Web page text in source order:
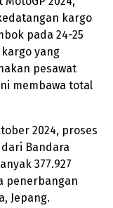
kargo
pada 24-25
yang
pesawat
membawa total
2024, proses
Bandara
377.927
penerbangan
Jepang.